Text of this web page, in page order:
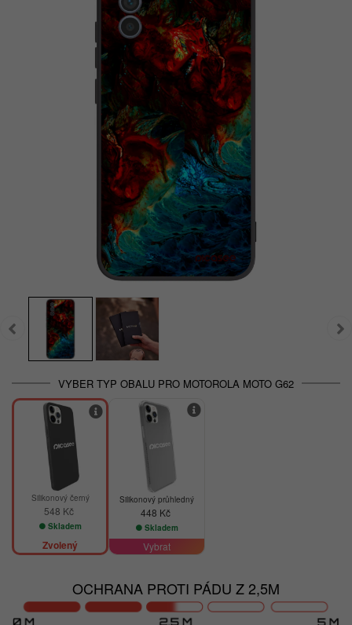
VYBER TYP OBALU PRO MOTOROLA MOTO G62
Silikonový černý
548 Kč
Skladem
Zvolený
Silikonový průhledný
448 Kč
Skladem
Vybrat
OCHRANA PROTI PÁDU Z 2,5M